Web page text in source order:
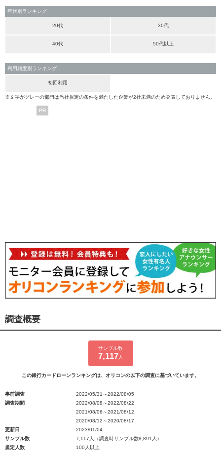
年代別ランキング
20代 30代
40代 50代以上
利用頻度別ランキング
初回利用
※文字がグレーの部門は当社規定の条件を満たした企業が2社未満のため発表しておりません。
PR
調査概要
サンプル数
7,117 人
この銀行カードローンランキングは、オリコンの以下の調査に基づいています。
事前調査
2022/05/31～2022/08/05
調査期間
2022/08/08～2022/08/22
2021/08/06～2021/08/12
2020/08/12～2020/08/17
更新日
2023/01/04
サンプル数
7,117人（調査時サンプル数8,891人）
規定人数
100人以上